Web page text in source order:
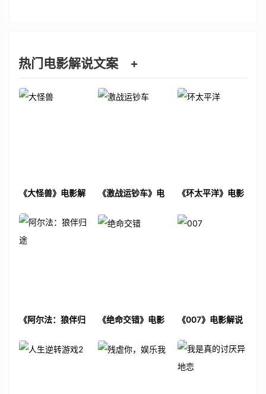
热门电影解说文案 +
《大怪兽》电影解
《激战运钞车》电
《环太平洋》电影
《阿尔法：狼伴归
《绝命交错》电影
《007》电影解说